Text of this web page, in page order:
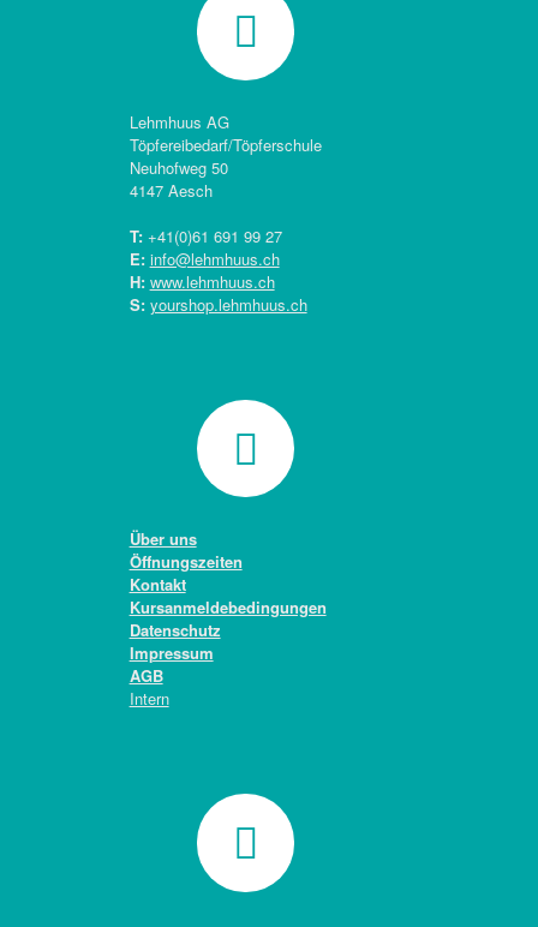
Lehmhuus AG
Töpfereibedarf/Töpferschule
Neuhofweg 50
4147 Aesch
T:+41(0)61 691 99 27
E: info@lehmhuus.ch
H: www.lehmhuus.ch
S: yourshop.lehmhuus.ch
Über uns
Öffnungszeiten
Kontakt
Kursanmeldebedingungen
Datenschutz
Impressum
AGB
Intern